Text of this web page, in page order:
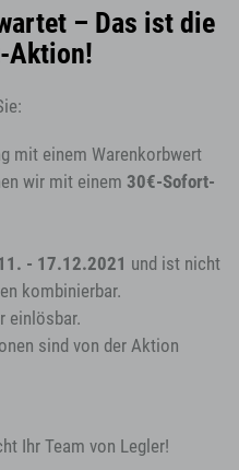
– Das ist die
Aktion!
mit einem Warenkorbwert
wir mit einem 30€-Sofort-
- 17.12.2021 und ist nicht
kombinierbar.
einlösbar.
sind von der Aktion
Ihr Team von Legler!